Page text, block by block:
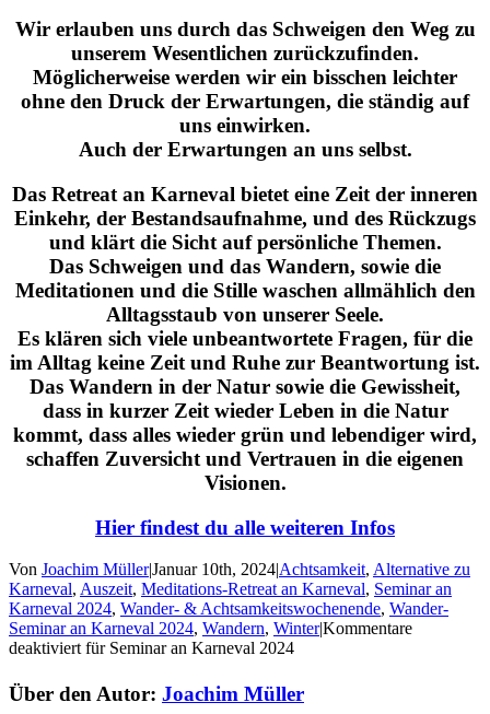
Wir erlauben uns durch das Schweigen den Weg zu
unserem Wesentlichen zurückzufinden.
Möglicherweise werden wir ein bisschen leichter
ohne den Druck der Erwartungen, die ständig auf
uns einwirken.
Auch der Erwartungen an uns selbst.
Das Retreat an Karneval bietet eine Zeit der inneren
Einkehr, der Bestandsaufnahme, und des Rückzugs
und klärt die Sicht auf persönliche Themen.
Das Schweigen und das Wandern, sowie die
Meditationen und die Stille waschen allmählich den
Alltagsstaub von unserer Seele.
Es klären sich viele unbeantwortete Fragen, für die
im Alltag keine Zeit und Ruhe zur Beantwortung ist.
Das Wandern in der Natur sowie die Gewissheit,
dass in kurzer Zeit wieder Leben in die Natur
kommt, dass alles wieder grün und lebendiger wird,
schaffen Zuversicht und Vertrauen in die eigenen
Visionen.
Hier findest du alle weiteren Infos
Von Joachim Müller|Januar 10th, 2024|Achtsamkeit, Alternative zu
Karneval, Auszeit, Meditations-Retreat an Karneval, Seminar an
Karneval 2024, Wander- & Achtsamkeitswochenende, Wander-
Seminar an Karneval 2024, Wandern, Winter|Kommentare
deaktiviert für Seminar an Karneval 2024
Über den Autor: Joachim Müller